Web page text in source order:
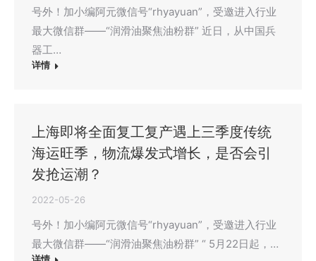
号外！加小编阿元微信号“rhyayuan”，受邀进入行业
最大微信群——“润滑油聚焦油粉群” 近日，从中国兵
器工…
详情
上海即将全面复工复产遇上三季度传统
海运旺季，物流爆发式增长，是否会引
发抢运潮？
2022-05-26
号外！加小编阿元微信号“rhyayuan”，受邀进入行业
最大微信群——“润滑油聚焦油粉群” “ 5月22日起，…